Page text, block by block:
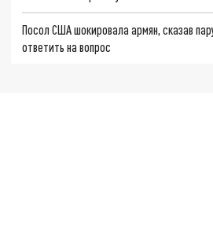
Посол США шокировала армян, сказав
ответить на вопрос